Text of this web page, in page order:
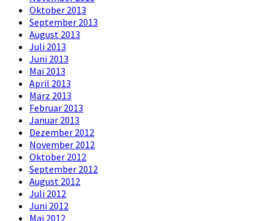
Oktober 2013
September 2013
August 2013
Juli 2013
Juni 2013
Mai 2013
April 2013
März 2013
Februar 2013
Januar 2013
Dezember 2012
November 2012
Oktober 2012
September 2012
August 2012
Juli 2012
Juni 2012
Mai 2012